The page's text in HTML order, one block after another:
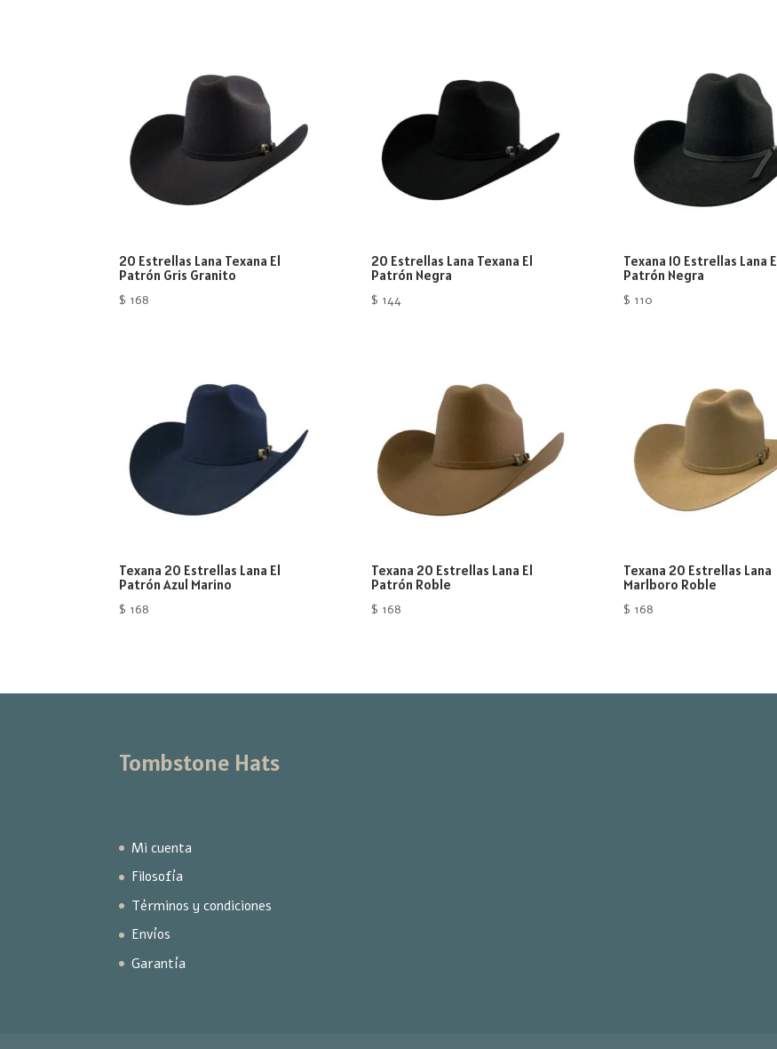
20 Estrellas Lana Texana El
Patrón Gris Granito
$ 168
20 Estrellas Lana Texana El
Patrón Negra
$ 144
Texana 10 Estrellas Lana El
Patrón Negra
$ 110
Texana 20 Estrellas Lana El
Patrón Azul Marino
$ 168
Texana 20 Estrellas Lana El
Patrón Roble
$ 168
Texana 20 Estrellas Lana
Marlboro Roble
$ 168
Tombstone Hats
Mi cuenta
Filosofía
Términos y condiciones
Envíos
Garantía